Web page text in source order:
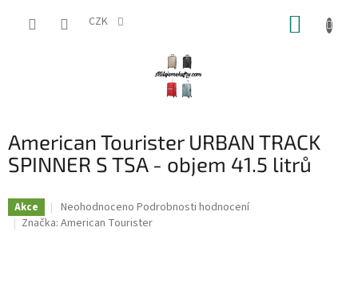
CZK
American Tourister URBAN TRACK
SPINNER S TSA - objem 41.5 litrů
Akce
Průměrné
hodnocení
Neohodnoceno Podrobnosti hodnocení
Značka: American Tourister